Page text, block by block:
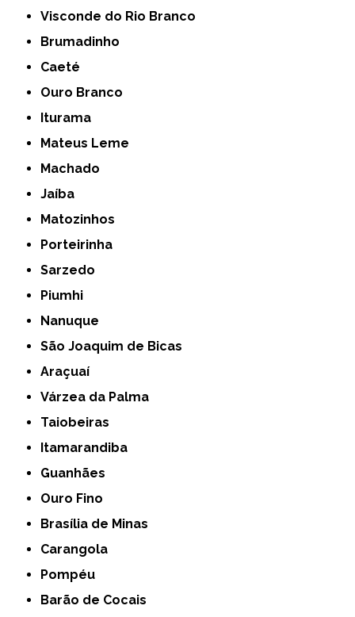
Visconde do Rio Branco
Brumadinho
Caeté
Ouro Branco
Iturama
Mateus Leme
Machado
Jaíba
Matozinhos
Porteirinha
Sarzedo
Piumhi
Nanuque
São Joaquim de Bicas
Araçuaí
Várzea da Palma
Taiobeiras
Itamarandiba
Guanhães
Ouro Fino
Brasília de Minas
Carangola
Pompéu
Barão de Cocais